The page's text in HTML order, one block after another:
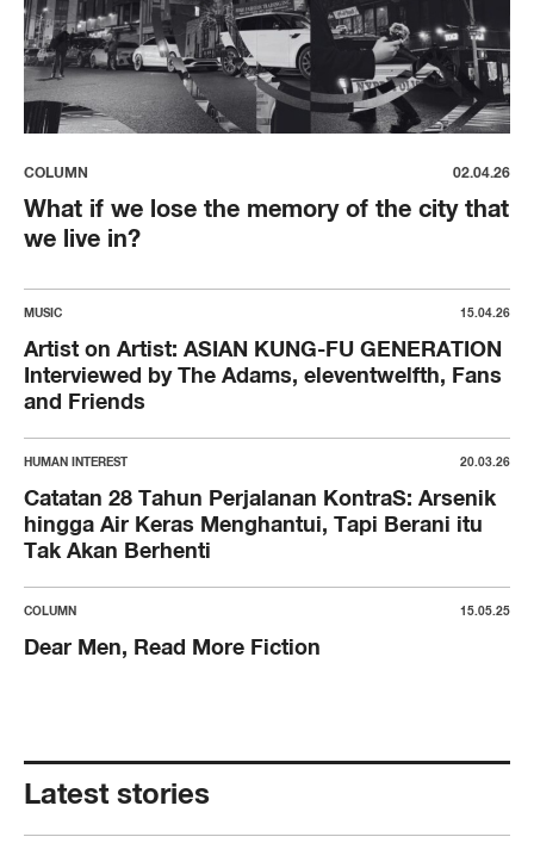
COLUMN 02.04.26
What if we lose the memory of the city that
we live in?
MUSIC 15.04.26
Artist on Artist: ASIAN KUNG-FU GENERATION
Interviewed by The Adams, eleventwelfth, Fans
and Friends
HUMAN INTEREST 20.03.26
Catatan 28 Tahun Perjalanan KontraS: Arsenik
hingga Air Keras Menghantui, Tapi Berani itu
Tak Akan Berhenti
COLUMN 15.05.25
Dear Men, Read More Fiction
Latest stories